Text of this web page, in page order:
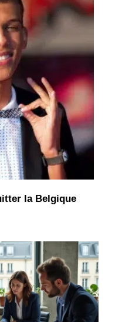
la Belgique